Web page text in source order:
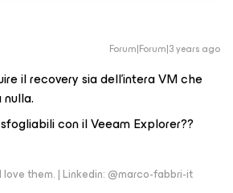
Forum|Forum|3 years ago
il recovery sia dell’intera VM che
con il Veeam Explorer??
love them. | Linkedin: @marco-fabbri-it